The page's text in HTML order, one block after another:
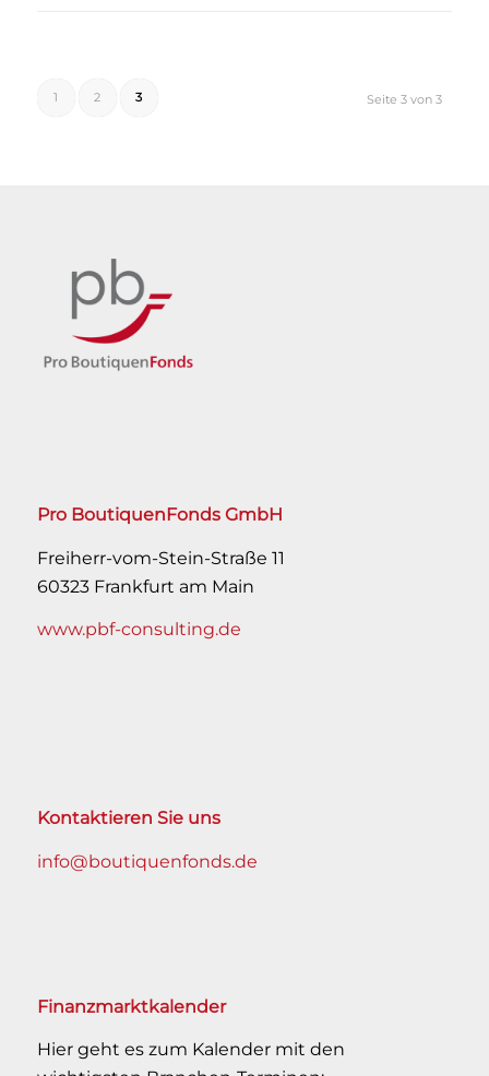
Seite 3 von 3
1 2 3
Pro BoutiquenFonds GmbH
Freiherr-vom-Stein-Straße 11
60323 Frankfurt am Main
www.pbf-consulting.de
Kontaktieren Sie uns
info@boutiquenfonds.de
Finanzmarktkalender
Hier geht es zum Kalender mit den